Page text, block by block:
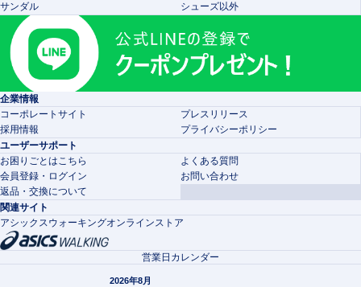
サンダル
シューズ以外
企業情報
コーポレートサイト
プレスリリース
採用情報
プライバシーポリシー
ユーザーサポート
お困りごとはこちら
よくある質問
会員登録・ログイン
お問い合わせ
返品・交換について
関連サイト
アシックスウォーキングオンラインストア
営業日カレンダー
2026年8月